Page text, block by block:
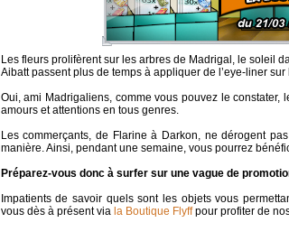
Les fleurs prolifèrent sur les arbres de Madrigal, le soleil
Aibatt passent plus de temps à appliquer de l’eye-liner
Oui, ami Madrigaliens, comme vous pouvez le
amours et attentions en tous genres.
Les commerçants, de Flarine à Darkon, ne dérogent
manière. Ainsi, pendant une semaine, vous pourrez
Préparez-vous donc à surfer sur une vague de
Impatients de savoir quels sont les objets vous
vous dès à présent via la Boutique Flyffpour profiter de